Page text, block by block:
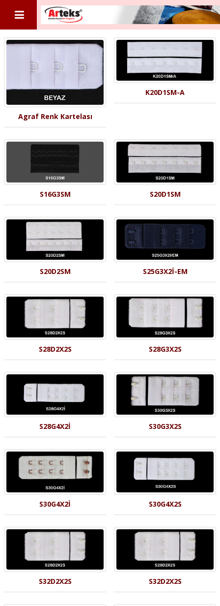
Agraf Renk Kartelası
K20D1SM-A
S16G3SM S20D1SM
S20D2SM S25G3X2İ-EM
S28D2X2S S28G3X2S
S28G4X2İ S30G3X2S
S30G4X2İ S30G4X2S
S32D2X2S S32D2X2S